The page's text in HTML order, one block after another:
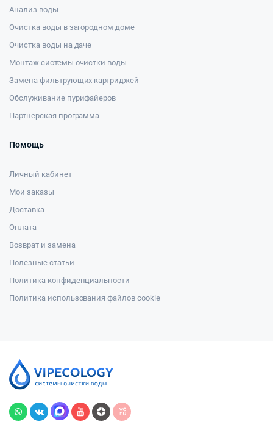
Анализ воды
Очистка воды в загородном доме
Очистка воды на даче
Монтаж системы очистки воды
Замена фильтрующих картриджей
Обслуживание пурифайеров
Партнерская программа
Помощь
Личный кабинет
Мои заказы
Доставка
Оплата
Возврат и замена
Полезные статьи
Политика конфиденциальности
Политика использования файлов cookie